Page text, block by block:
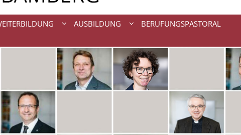
AUSBILDUNG BERUFUNGSPASTORAL